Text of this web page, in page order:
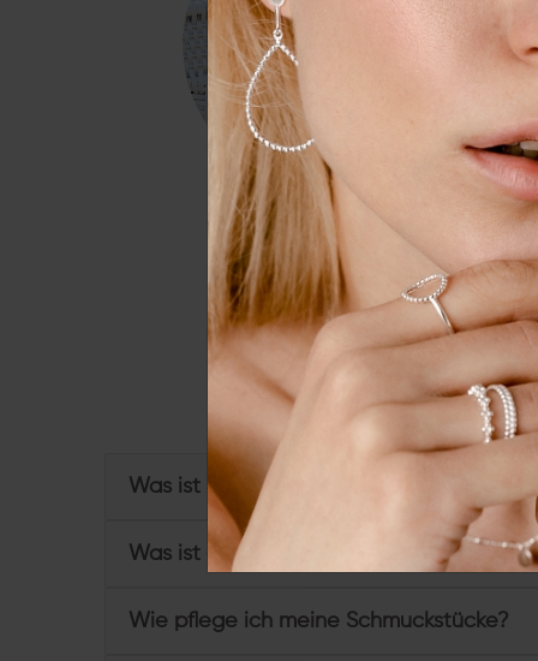
Du hast weitere
Was ist Sterling Silber und wofür steht
Was ist eine Vergoldung?
Wie pflege ich meine Schmuckstücke?
Wir nutzen Cookies auf
Erfahrung zu verbessern.
Externe
Alle